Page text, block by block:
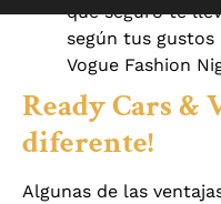
que seguro te
según tus
Vogue Fashion
Ready Cars &
diferente!
Algunas de las